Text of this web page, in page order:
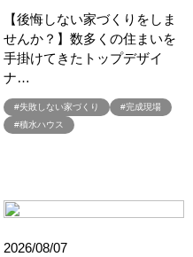
イベント
#スキップフロア
#スタンプラリー
に
ア文京向丘2丁目
#セミナー
ワ錦糸町展示場 #ツアー
計 #デザイン
【後悔しない家づくりをしま
せんか？】数多くの住まいを
手掛けてきたトップデザイ
ナ…
#失敗しない家づくり
#完成現場
#積水ハウス
2026/08/07